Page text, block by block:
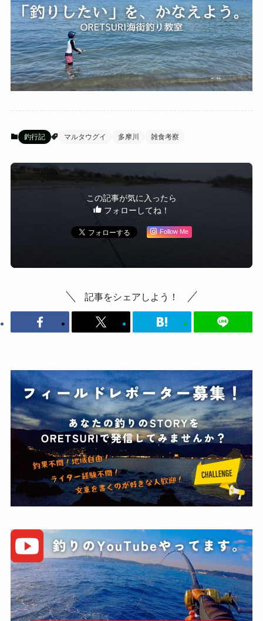
釣行記 マルタウグイ 多摩川 雑食考察
この記事が気に入ったら
フォローしてね！
Follow Me
記事をシェアしよう！